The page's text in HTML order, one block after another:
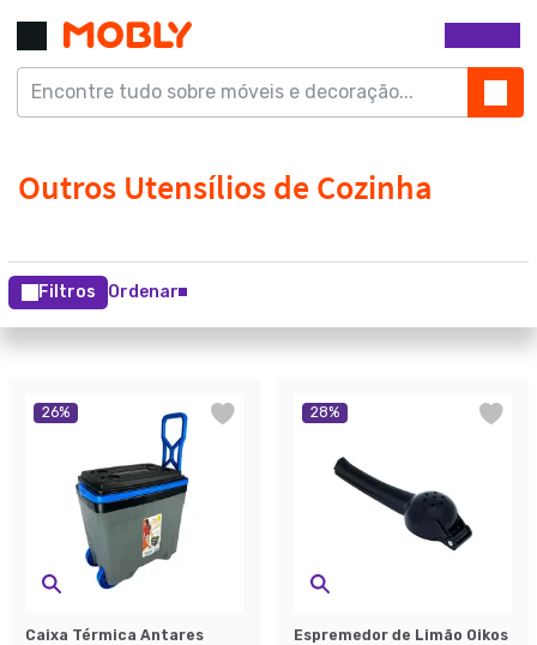
Filtros Ordenar
26%
Caixa Térmica Antares
28%
Espremedor de Limão Oikos